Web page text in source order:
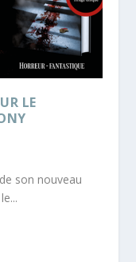
LE
son nouveau